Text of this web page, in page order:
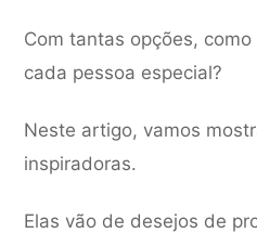
Com tantas opções,
cada pessoa especial?
Neste artigo, vamos
inspiradoras.
Elas vão de desejos de